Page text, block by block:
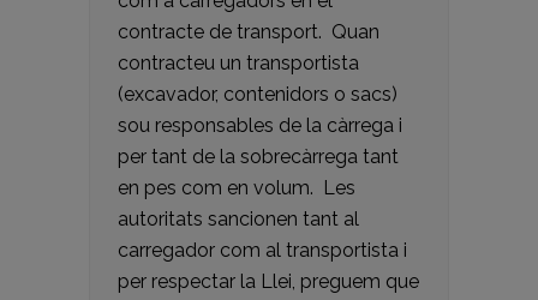
contracte de transport. Quan
contracteu un transportista
(excavador, contenidors o sacs)
sou responsables de la càrrega i
per tant de la sobrecàrrega tant
en pes com en volum. Les
autoritats sancionen tant al
carregador com al transportista i
per respectar la Llei, preguem que